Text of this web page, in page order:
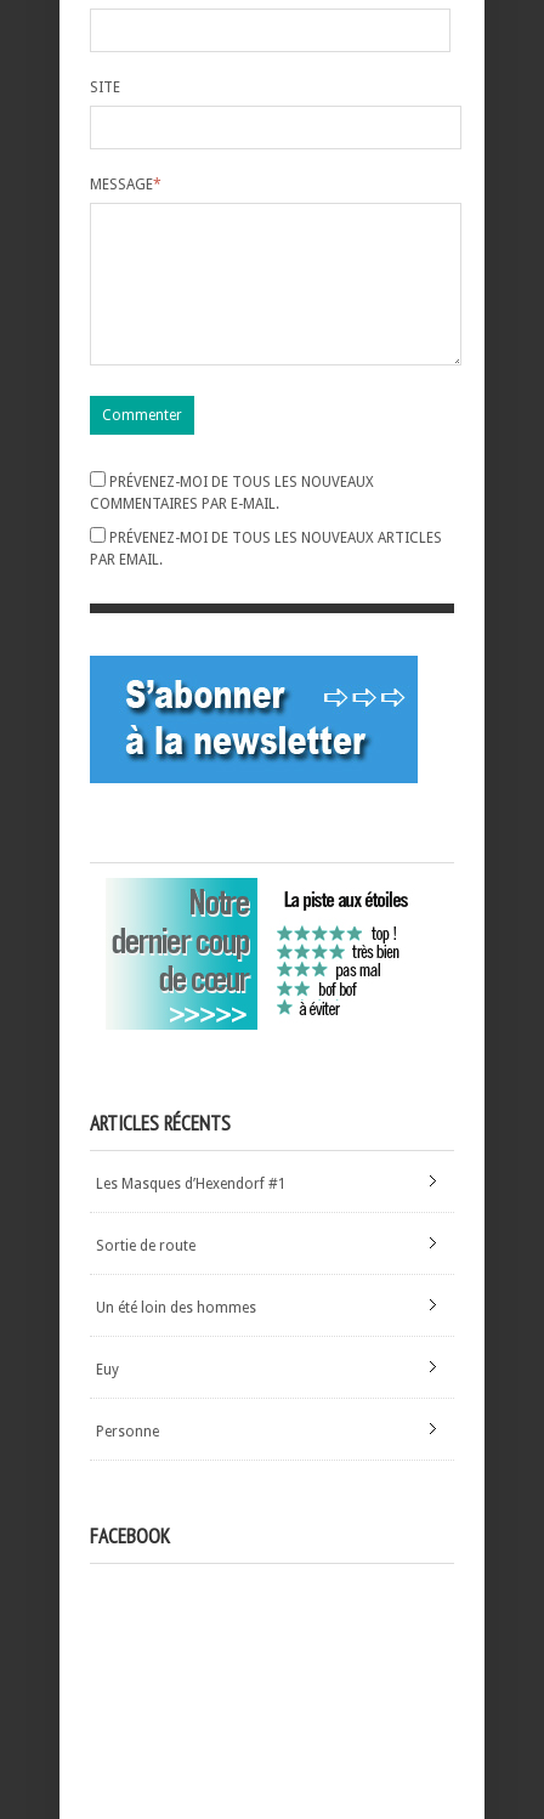
SITE
MESSAGE*
PRÉVENEZ-MOI DE TOUS LES NOUVEAUX
COMMENTAIRES PAR E-MAIL.
PRÉVENEZ-MOI DE TOUS LES NOUVEAUX ARTICLES
PAR EMAIL.
ARTICLES RÉCENTS
Les Masques d’Hexendorf #1
Sortie de route
Un été loin des hommes
Euy
Personne
FACEBOOK